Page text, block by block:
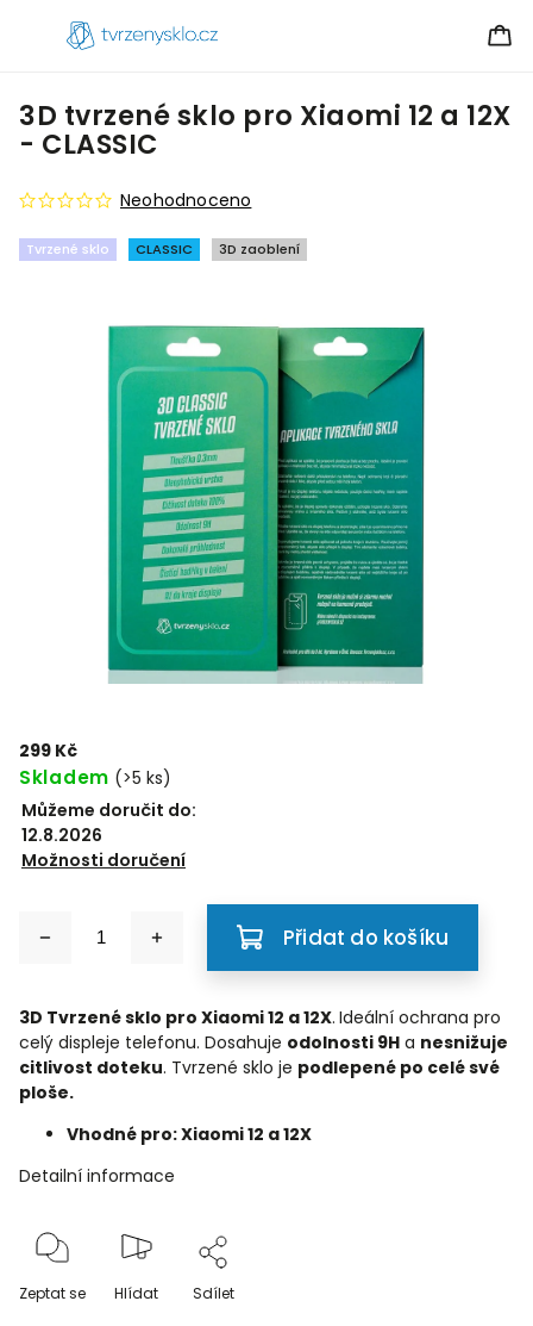
3D tvrzené sklo pro Xiaomi 12 a 12X
- CLASSIC
Tvrzené sklo CLASSIC 3D zaoblení
Neohodnoceno
299 Kč
Skladem (>5 ks)
Můžeme doručit do:
12.8.2026
Možnosti doručení
Přidat do košíku
3D Tvrzené sklo pro Xiaomi 12 a 12X. Ideální ochrana pro
celý displeje telefonu. Dosahuje odolnosti 9H a nesnižuje
citlivost doteku. Tvrzené sklo je podlepené po celé své
ploše.
Vhodné pro: Xiaomi 12 a 12X
Detailní informace
Zeptat se Hlídat Sdílet